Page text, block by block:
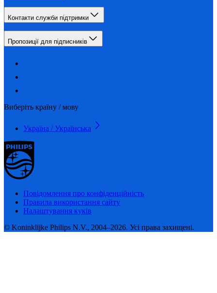
Контакти служби підтримки
Пропозиції для підписників
Виберіть країну / мову
Україна / Українська
Повідомлення про конфіденційність
Правила використання сайту
Налаштування куків
© Koninklijke Philips N.V., 2004–2026. Усі права захищені.